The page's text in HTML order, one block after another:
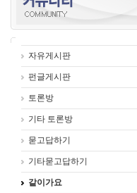
자유게시판
펀글게시판
토론방
기타 토론방
묻고답하기
기타묻고답하기
같이가요